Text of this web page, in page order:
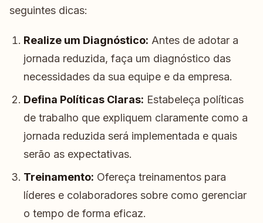
seguintes dicas:
Realize um Diagnóstico: Antes de adotar a
jornada reduzida, faça um diagnóstico das
necessidades da sua equipe e da empresa.
Defina Políticas Claras: Estabeleça políticas
de trabalho que expliquem claramente como a
jornada reduzida será implementada e quais
serão as expectativas.
Treinamento: Ofereça treinamentos para
líderes e colaboradores sobre como gerenciar
o tempo de forma eficaz.